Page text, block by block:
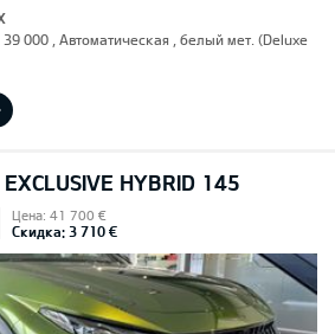
000 , Автоматическая , белый мет. (Deluxe
HYBRID 145
Цена: 41 700 €
Скидка: 3 710 €